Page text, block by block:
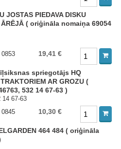
JOSTAS PIEDAVA DISKU
ĀRĒJĀ ( oriģināla nomaiņa 69054
0853 19,41 €
spriegotājs HQ
AR GROZU (
532 14 67-63 )
14 67-63
0845 10,30 €
464 484 ( oriģināla